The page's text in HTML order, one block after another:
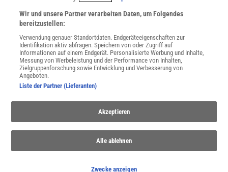
Angebote für Schulen
Angebote für Institutionen
Sprachen lernen mit Gymglish
Lexika
Für Spektrum schreiben
Zugänglichkeitserklärung
WEBSEITEN
KielSCN
Wissenschaft in die Schulen
SciLogs
Wir und unsere Partner verarbeiten Daten, um Folgendes
bereitzustellen:
Verwendung genauer Standortdaten. Endgeräteeigenschaften zur
Identifikation aktiv abfragen. Speichern von oder Zugriff auf
Informationen auf einem Endgerät. Personalisierte Werbung und Inhalte,
Messung von Werbeleistung und der Performance von Inhalten,
Zielgruppenforschung sowie Entwicklung und Verbesserung von
Angeboten.
Liste der Partner (Lieferanten)
Akzeptieren
Alle ablehnen
Zwecke anzeigen